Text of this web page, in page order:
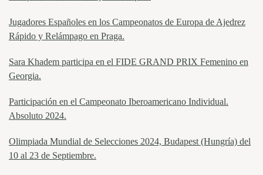
Jugadores Españoles en los Campeonatos de Europa de Ajedrez
Rápido y Relámpago en Praga.
Sara Khadem participa en el FIDE GRAND PRIX Femenino en
Georgia.
Participación en el Campeonato Iberoamericano Individual.
Absoluto 2024.
Olimpiada Mundial de Selecciones 2024, Budapest (Hungría) del
10 al 23 de Septiembre.